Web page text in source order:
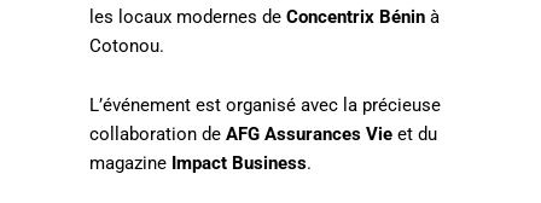
les locaux modernes de Concentrix Bénin à
Cotonou.
L’événement est organisé avec la précieuse
collaboration de AFG Assurances Vie et du
magazine Impact Business.